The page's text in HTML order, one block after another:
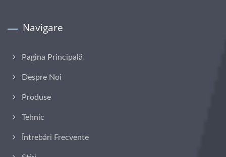
Navigare
Pagina Principală
Despre Noi
Produse
Tehnic
Întrebări Frecvente